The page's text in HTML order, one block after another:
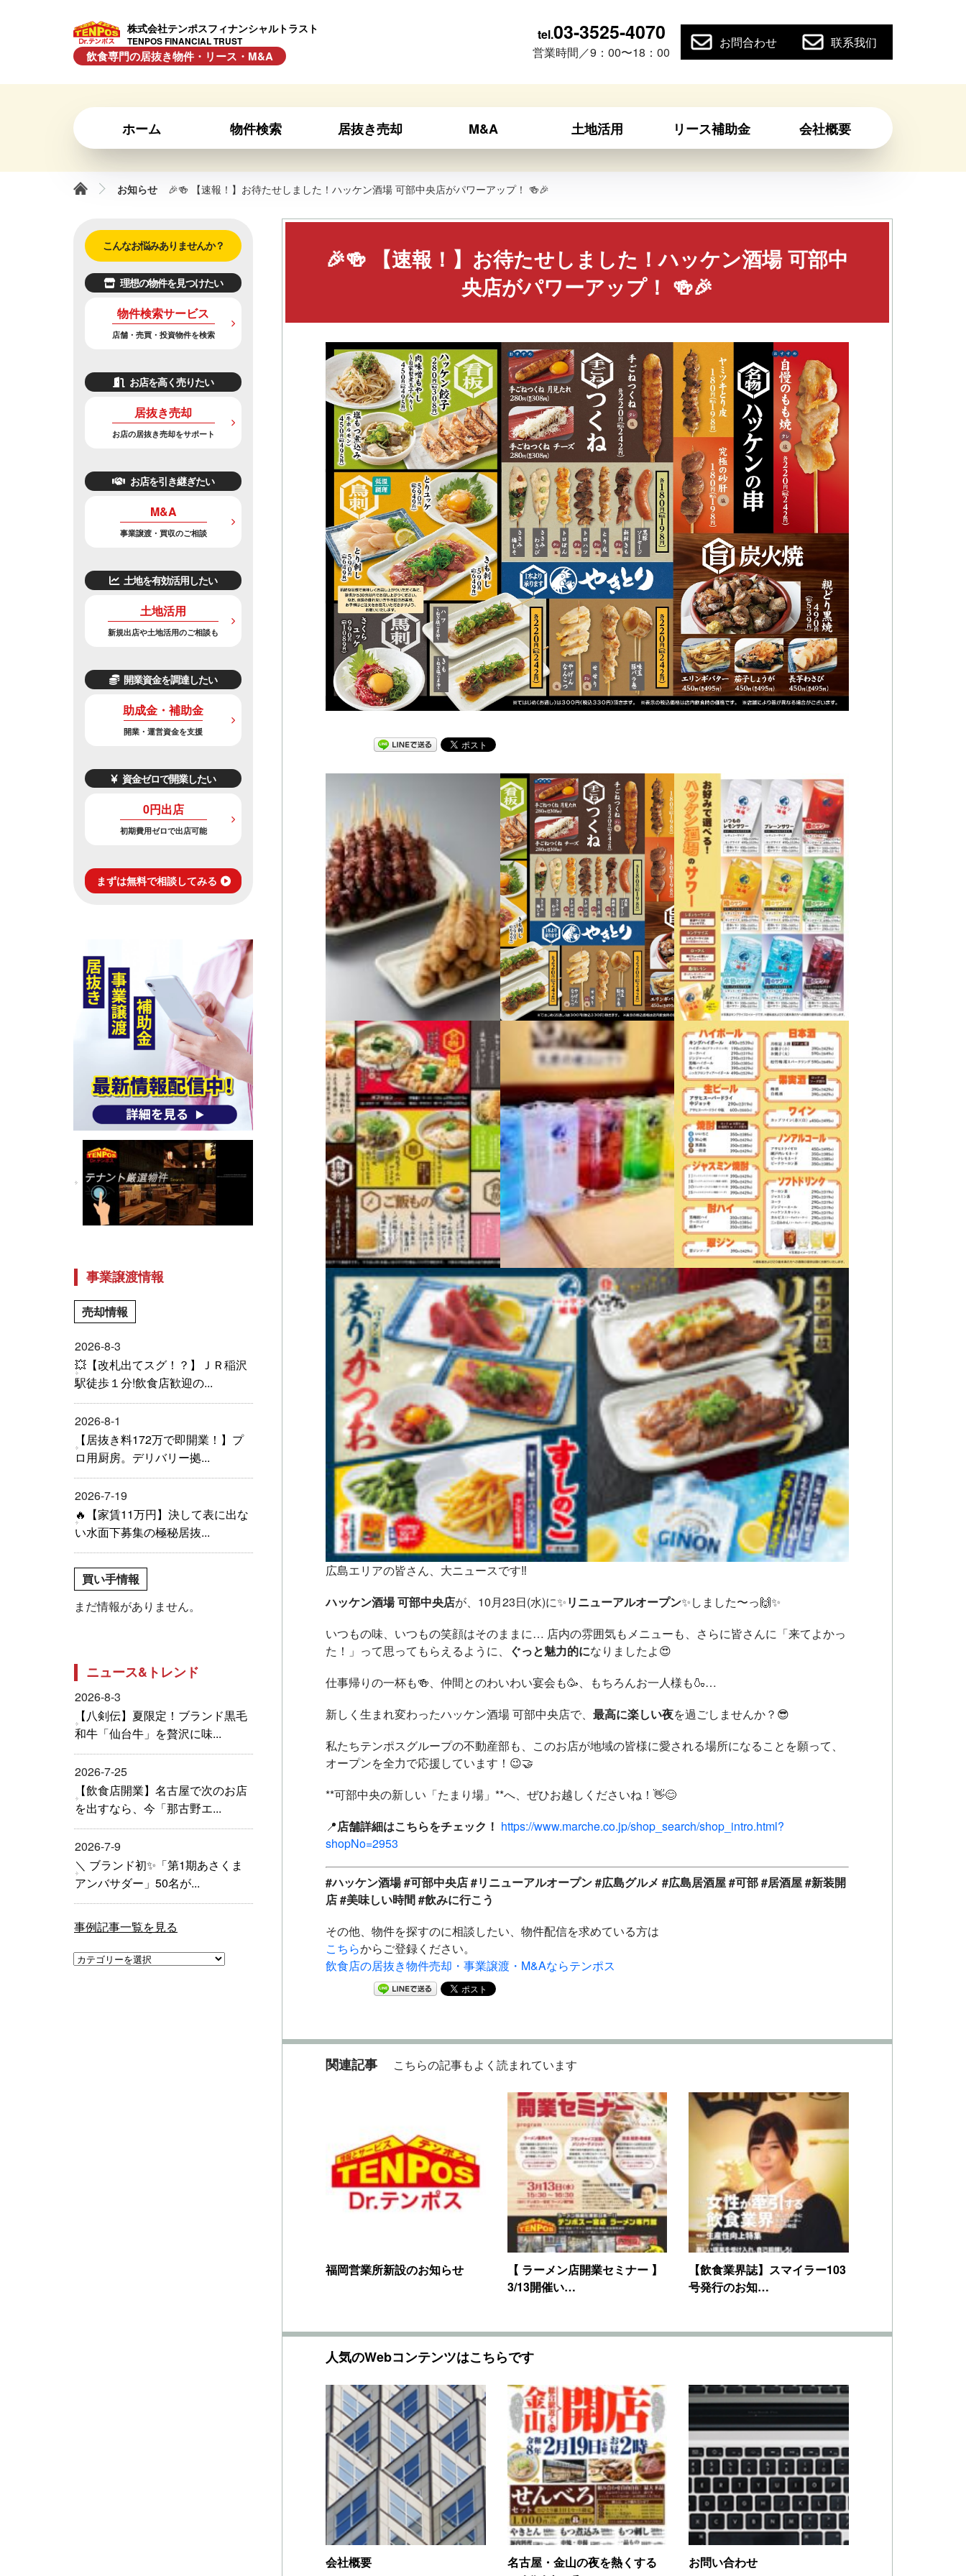
株式会社テンポスフィナンシャルトラスト
TENPOS FINANCIAL TRUST
飲食専門の居抜き物件・リース・M&A
tel.03-3525-4070
営業時間／9：00〜18：00
お問合わせ 联系我们
ホーム 物件検索 居抜き売却 M&A 土地活用 リース補助金 会社概要
お知らせ 🎉🍻 【速報！】お待たせしました！ハッケン酒場 可部中央店がパワーアップ！ 🍻🎉
🎉🍻 【速報！】お待たせしました！ハッケン酒場 可部中
央店がパワーアップ！ 🍻🎉
広島エリアの皆さん、大ニュースです‼️
ハッケン酒場 可部中央店が、10月23日(水)に✨リニューアルオープン✨しました〜っ🙌✨
いつもの味、いつもの笑顔はそのままに… 店内の雰囲気もメニューも、さらに皆さんに「来てよかっ
た！」って思ってもらえるように、
ぐっと魅力的になりましたよ😍
仕事帰りの一杯も🍻、仲間とのわいわい宴会も🥳、もちろんお一人様も🍶…
新しく生まれ変わったハッケン酒場 可部中央店で、 最高に楽しい夜を過ごしませんか？😎
私たちテンポスグループの不動産部も、このお店が地域の皆様に愛される場所になることを願って、
オープンを全力で応援しています！😉🤝
**可部中央の新しい「たまり場」**へ、ぜひお越しくださいね！👋😊
📍店舗詳細はこちらをチェック！ https://www.marche.co.jp/shop_search/shop_intro.html?
shopNo=2953
#ハッケン酒場 #可部中央店 #リニューアルオープン #広島グルメ #広島居酒屋 #可部 #居酒屋 #新装開
店 #美味しい時間 #飲みに行こう
その他、物件を探すのに相談したい、物件配信を求めている方は
こちらからご登録ください。
飲食店の居抜き物件売却・事業譲渡・M&Aならテンポス
関連記事 こちらの記事もよく読まれています
福岡営業所新設のお知らせ
【 ラーメン店開業セミナー 】
3/13開催い…
【飲食業界誌】スマイラー103
号発行のお知…
人気のWebコンテンツはこちらです
会社概要
名古屋・金山の夜を熱くする
お問い合わせ
こんなお悩みありませんか？
理想の物件を見つけたい
物件検索サービス
店舗・売買・投資物件を検索
お店を高く売りたい
居抜き売却
お店の居抜き売却をサポート
お店を引き継ぎたい
M&A
事業譲渡・買収のご相談
土地を有効活用したい
土地活用
新規出店や土地活用のご相談も
開業資金を調達したい
助成金・補助金
開業・運営資金を支援
資金ゼロで開業したい
0円出店
初期費用ゼロで出店可能
まずは無料で相談してみる
事業譲渡情報
売却情報
2026-8-3
💥【改札出てスグ！？】ＪＲ稲沢
駅徒歩１分!飲食店歓迎の...
2026-8-1
【居抜き料172万で即開業！】プ
ロ用厨房。デリバリー拠...
2026-7-19
🔥【家賃11万円】決して表に出な
い水面下募集の極秘居抜...
買い手情報
まだ情報がありません。
ニュース&トレンド
2026-8-3
【八剣伝】夏限定！ブランド黒毛
和牛「仙台牛」を贅沢に味...
2026-7-25
【飲食店開業】名古屋で次のお店
を出すなら、今「那古野エ...
2026-7-9
＼ ブランド初✨「第1期あさくま
アンバサダー」50名が...
事例記事一覧を見る